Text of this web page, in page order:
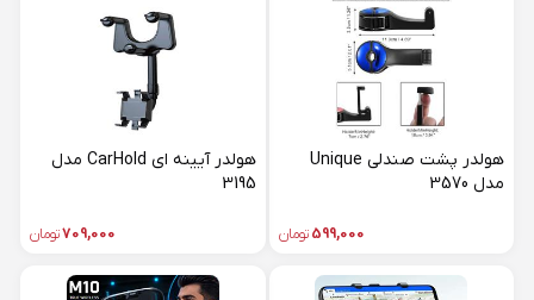
هولدر پشت صندلی Unique
مدل 3570
599,000 تومان
هولدر آیینه ای CarHold مدل
3195
709,000تومان